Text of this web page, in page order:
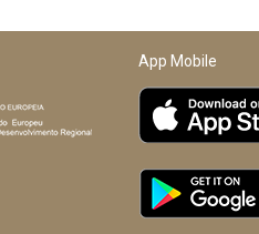
App Mobile